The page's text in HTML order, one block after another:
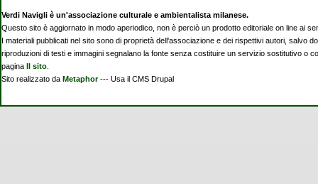
Verdi Navigli è un'associazione culturale e ambientalista milanese.
Questo sito è aggiornato in modo aperiodico, non è perciò un prodotto editoriale on line ai
I materiali pubblicati nel sito sono di proprietà dell'associazione e dei rispettivi autori, salvo
riproduzioni di testi e immagini segnalano la fonte senza costituire un servizio sostitutivo o
pagina Il sito
Sito realizzato da Metaphor--- Usa il CMS Drupal